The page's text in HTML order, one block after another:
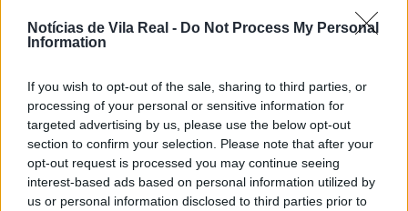
Notícias de Vila Real - Do Not Process My Personal
Information
If you wish to opt-out of the sale, sharing to third parties, or
processing of your personal or sensitive information for
targeted advertising by us, please use the below opt-out
section to confirm your selection. Please note that after your
opt-out request is processed you may continue seeing
interest-based ads based on personal information utilized by
us or personal information disclosed to third parties prior to
Município de Lamego instala nova
cabine de apoio para taxistas
6 de Agosto, 2026